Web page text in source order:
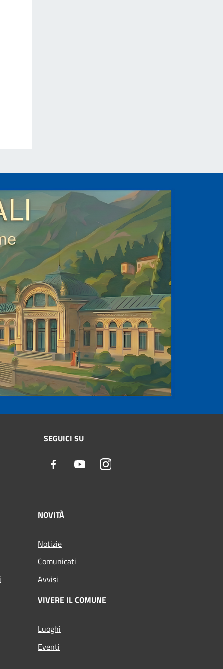
SEGUICI SU
Facebook YoutubeInstagram
NOVITÀ
Notizie
Comunicati
Avvisi
VIVERE IL COMUNE
Luoghi
Eventi